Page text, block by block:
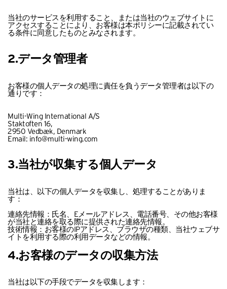
当社のサービスを利用すること、または当社のウェブサイトに
アクセスすることにより、お客様は本ポリシーに記載されてい
る条件に同意したものとみなされます。
2.データ管理者
お客様の個人データの処理に責任を負うデータ管理者は以下の
通りです：
Multi-Wing International A/S
Staktoften 16,
2950 Vedbæk, Denmark
Email: info@multi-wing.com
3.当社が収集する個人データ
当社は、以下の個人データを収集し、処理することがありま
す：
連絡先情報：氏名、Eメールアドレス、電話番号、その他お客様
が当社と連絡を取る際に提供された連絡先情報。
技術情報：お客様のIPアドレス、ブラウザの種類、当社ウェブサ
イトを利用する際の利用データなどの情報。
4.お客様のデータの収集方法
当社は以下の手段でデータを収集します：